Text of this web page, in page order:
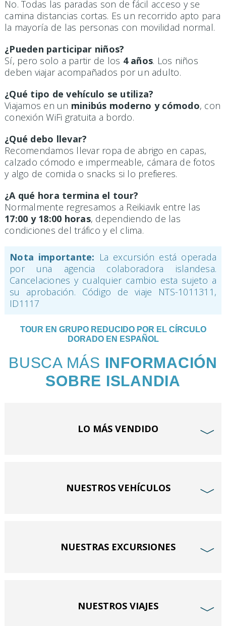
No. Todas las paradas son de fácil acceso y se
camina distancias cortas. Es un recorrido apto para
la mayoría de las personas con movilidad normal.
¿Pueden participar niños?
Sí, pero solo a partir de los 4 años. Los niños
deben viajar acompañados por un adulto.
¿Qué tipo de vehículo se utiliza?
Viajamos en un minibús moderno y cómodo, con
conexión WiFi gratuita a bordo.
¿Qué debo llevar?
Recomendamos llevar ropa de abrigo en capas,
calzado cómodo e impermeable, cámara de fotos
y algo de comida o snacks si lo prefieres.
¿A qué hora termina el tour?
Normalmente regresamos a Reikiavik entre las
17:00 y 18:00 horas, dependiendo de las
condiciones del tráfico y el clima.
Nota importante: La excursión está operada
por una agencia colaboradora islandesa.
Cancelaciones y cualquier cambio esta sujeto a
su aprobación. Código de viaje NTS-1011311,
ID1117
TOUR EN GRUPO REDUCIDO POR EL CÍRCULO
DORADO EN ESPAÑOL
BUSCA MÁS INFORMACIÓN
SOBRE ISLANDIA
LO MÁS VENDIDO ﹀
NUESTROS VEHÍCULOS ﹀
NUESTRAS EXCURSIONES ﹀
NUESTROS VIAJES ﹀